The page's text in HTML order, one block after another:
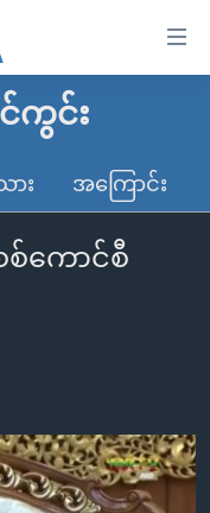
င်ကွင်း
း အကြောင်း
စ်ကောင်စီ